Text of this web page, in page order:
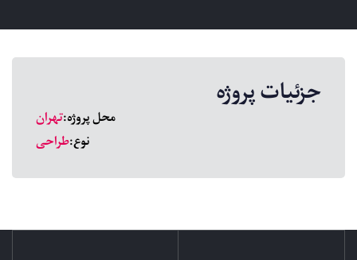
جزئیات پروژه
تهرانمحل پروژه:
طراحینوع: